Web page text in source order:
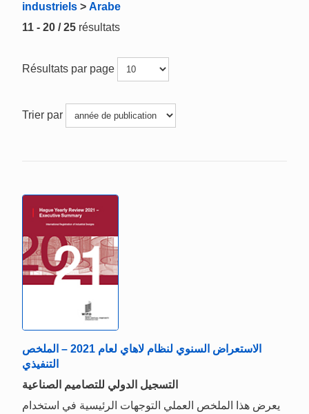
industriels > Arabe
11 - 20 / 25 résultats
Résultats par page
Trier par
الاستعراض السنوي لنظام لاهاي لعام 2021 – الملخص
التنفيذي
التسجيل الدولي للتصاميم الصناعية
يعرض هذا الملخص العملي التوجهات الرئيسية في استخدام